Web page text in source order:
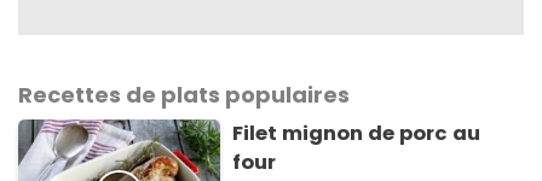
Recettes de plats populaires
Filet mignon de porc au
four